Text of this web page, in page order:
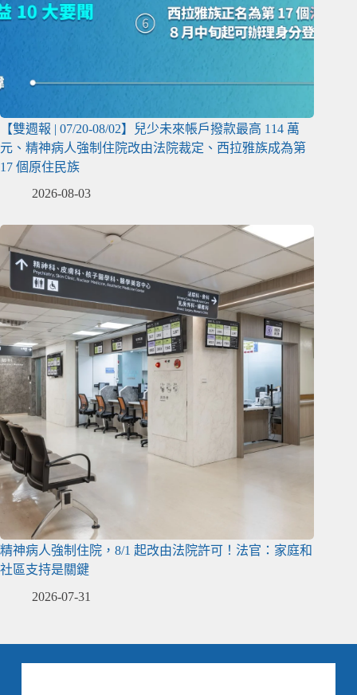
【雙週報 | 07/20-08/02】兒少未來帳戶撥款最高 114 萬
元、精神病人強制住院改由法院裁定、西拉雅族成為第
17 個原住民族
2026-08-03
精神病人強制住院，8/1 起改由法院許可！法官：家庭和
社區支持是關鍵
2026-07-31